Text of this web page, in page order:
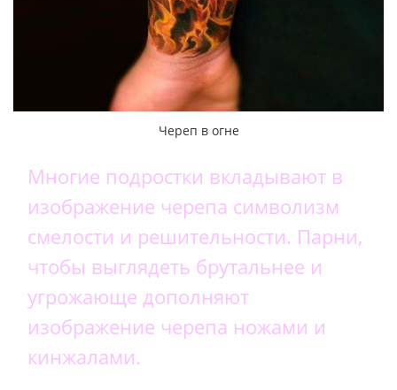
Череп в огне
Многие подростки вкладывают в
изображение черепа символизм
смелости и решительности. Парни,
чтобы выглядеть брутальнее и
угрожающе дополняют
изображение черепа ножами и
кинжалами.